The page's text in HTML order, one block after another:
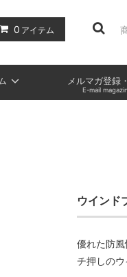
0 アイテム
メルマガ登録
E-mail
ウインド
優れた防
チ押しのウ